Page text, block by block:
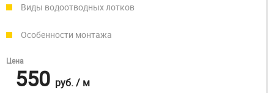
Виды водоотводных лотков
Особенности монтажа
Цена
550 руб./ м